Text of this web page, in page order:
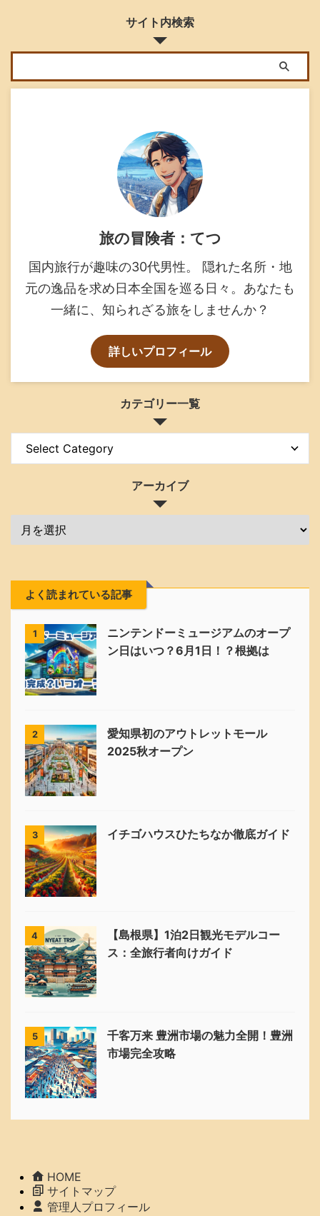
サイト内検索
旅の冒険者：てつ
国内旅行が趣味の30代男性。 隠れた名所・地
元の逸品を求め日本全国を巡る日々。あなたも
一緒に、知られざる旅をしませんか？
詳しいプロフィール
カテゴリー一覧
アーカイブ
よく読まれている記事
1
ニンテンドーミュージアムのオープ
ン日はいつ？6月1日！？根拠は
2
愛知県初のアウトレットモール
2025秋オープン
3 イチゴハウスひたちなか徹底ガイド
4
【島根県】1泊2日観光モデルコー
ス：全旅行者向けガイド
5
千客万来 豊洲市場の魅力全開！豊洲
市場完全攻略
HOME
サイトマップ
管理人プロフィール